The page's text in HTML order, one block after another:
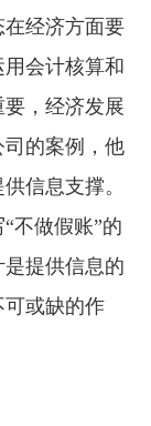
经济方面要
会计核算和
，经济发展
的案例，他
信息支撑。
不做假账”的
提供信息的
或缺的作